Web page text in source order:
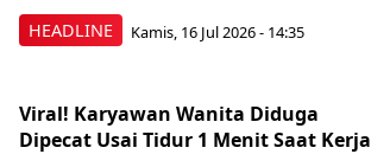
HEADLINE Kamis, 16 Jul 2026 - 14:35
Viral! Karyawan Wanita Diduga
Dipecat Usai Tidur 1 Menit Saat Kerja